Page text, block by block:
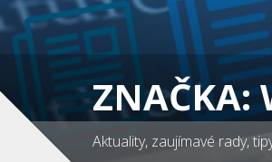
ZNAČKA:
Aktuality, zaujímavé rady,